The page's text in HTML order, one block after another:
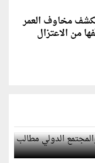
مخاوف العمر
من الاعتزال
الدولي